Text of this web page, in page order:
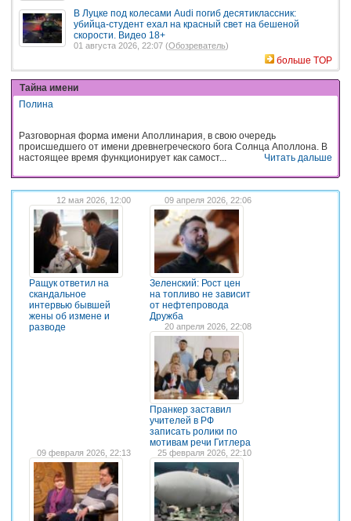
В Луцке под колесами Audi погиб десятиклассник:
убийца-студент ехал на красный свет на бешеной
скорости. Видео 18+
01 августа 2026, 22:07 (Обозреватель)
больше TOP
Тайна имени
Полина
Разговорная форма имени Аполлинария, в свою очередь
происшедшего от имени древнегреческого бога Солнца Аполлона. В
настоящее время функционирует как самост...
Читать дальше
12 мая 2026, 12:00
Ращук ответил на
скандальное
интервью бывшей
жены об измене и
разводе
09 апреля 2026, 22:06
Зеленский: Рост цен
на топливо не зависит
от нефтепровода
Дружба
20 апреля 2026, 22:08
Пранкер заставил
учителей в РФ
записать ролики по
мотивам речи Гитлера
09 февраля 2026, 22:13 25 февраля 2026, 22:10